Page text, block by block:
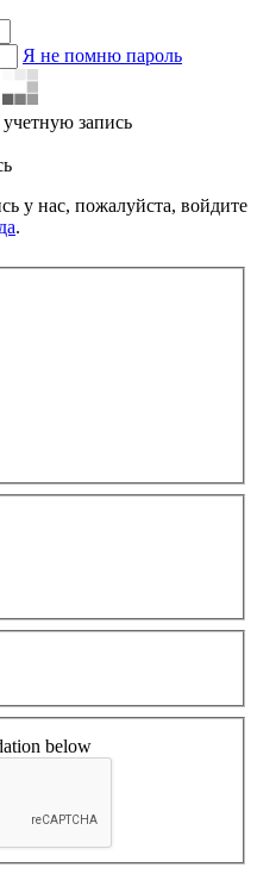
Я не помню пароль
запись
у нас, пожалуйста, войдите
.
below